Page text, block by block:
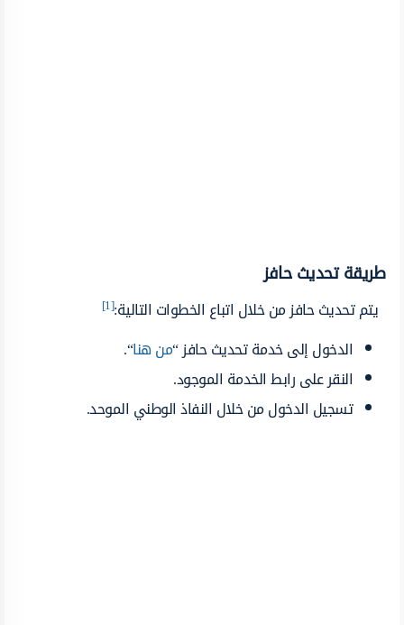
طريقة تحديث حافز
يتم تحديث حافز من خلال اتباع الخطوات التالية:[1]
الدخول إلى خدمة تحديث حافز “من هنا“.
النقر على رابط الخدمة الموجود.
تسجيل الدخول من خلال النفاذ الوطني الموحد.